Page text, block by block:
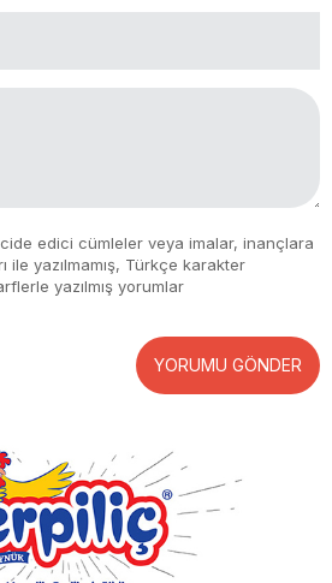
edici cümleler veya imalar, inançlara
ile yazılmamış, Türkçe karakter
yazılmış yorumlar
YORUMU GÖNDER